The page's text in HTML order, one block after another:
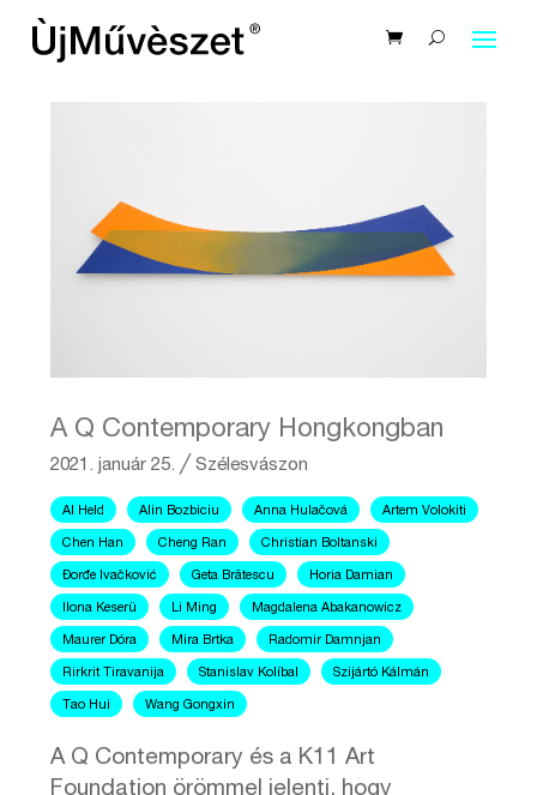
A Q Contemporary Hongkongban
2021. január 25. ╱Szélesvászon
Al Held Alin Bozbiciu Anna Hulačová Artem Volokiti
Chen Han Cheng Ran Christian Boltanski
Đorđe Ivačković Geta Brătescu Horia Damian
Ilona Keserü Li Ming Magdalena Abakanowicz
Maurer Dóra Mira Brtka Radomir Damnjan
Rirkrit Tiravanija Stanislav Kolíbal Szijártó Kálmán
Tao Hui Wang Gongxin
A Q Contemporary és a K11 Art
Foundation örömmel jelenti, hogy